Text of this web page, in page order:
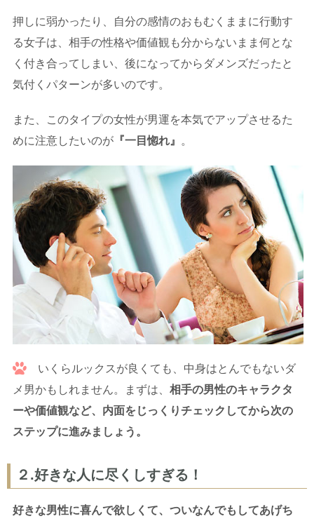
押しに弱かったり、自分の感情のおもむくままに行動す
る女子は、相手の性格や価値観も分からないまま何とな
く付き合ってしまい、後になってからダメンズだったと
気付くパターンが多いのです。
また、このタイプの女性が男運を本気でアップさせるた
めに注意したいのが 『一目惚れ』 。
いくらルックスが良くても、中身はとんでもないダ
メ男かもしれません。まずは、 相手の男性のキャラクタ
ーや価値観など、内面をじっくりチェックしてから次の
ステップに進みましょう。
２.好きな人に尽くしすぎる！
好きな男性に喜んで欲しくて、ついなんでもしてあげち